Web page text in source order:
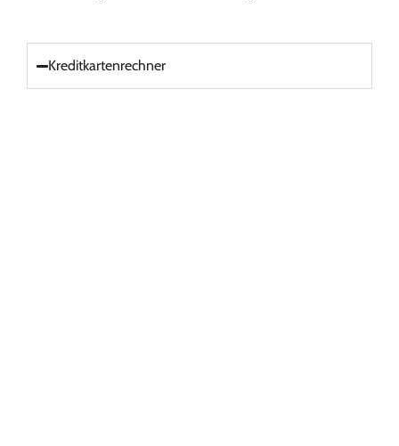
Kreditkartenrechner